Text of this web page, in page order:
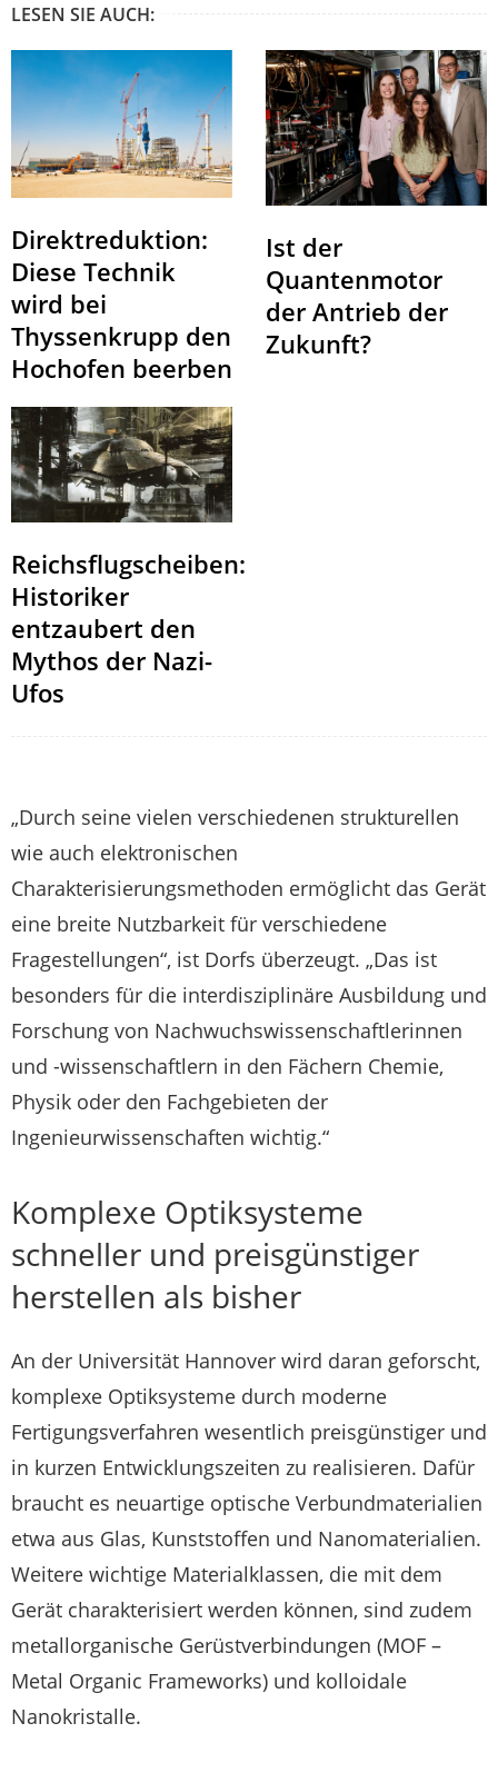
LESEN SIE AUCH:
Direktreduktion:
Diese Technik
wird bei
Thyssenkrupp den
Hochofen beerben
Ist der
Quantenmotor
der Antrieb der
Zukunft?
Reichsflugscheiben:
Historiker
entzaubert den
Mythos der Nazi-
Ufos
„Durch seine vielen verschiedenen strukturellen
wie auch elektronischen
Charakterisierungsmethoden ermöglicht das Gerät
eine breite Nutzbarkeit für verschiedene
Fragestellungen“, ist Dorfs überzeugt. „Das ist
besonders für die interdisziplinäre Ausbildung und
Forschung von Nachwuchswissenschaftlerinnen
und -wissenschaftlern in den Fächern Chemie,
Physik oder den Fachgebieten der
Ingenieurwissenschaften wichtig.“
Komplexe Optiksysteme
schneller und preisgünstiger
herstellen als bisher
An der Universität Hannover wird daran geforscht,
komplexe Optiksysteme durch moderne
Fertigungsverfahren wesentlich preisgünstiger und
in kurzen Entwicklungszeiten zu realisieren. Dafür
braucht es neuartige optische Verbundmaterialien
etwa aus Glas, Kunststoffen und Nanomaterialien.
Weitere wichtige Materialklassen, die mit dem
Gerät charakterisiert werden können, sind zudem
metallorganische Gerüstverbindungen (MOF –
Metal Organic Frameworks) und kolloidale
Nanokristalle.